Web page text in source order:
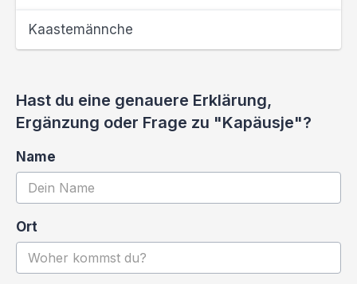
Kaastemännche
Hast du eine genauere Erklärung,
Ergänzung oder Frage zu "Kapäusje"?
Name
Ort